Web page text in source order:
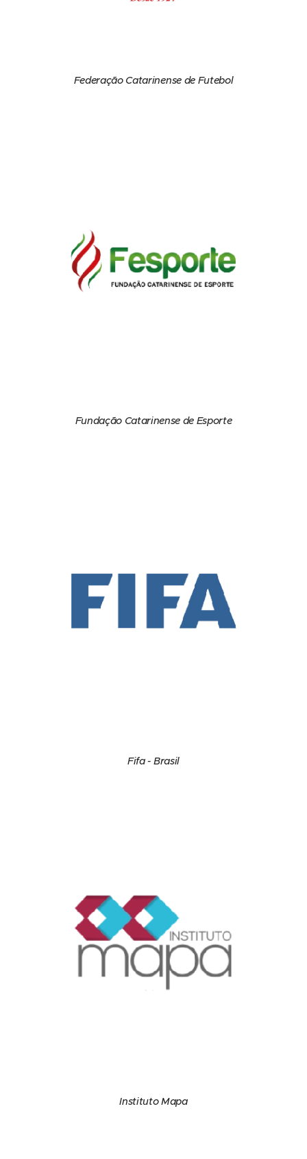
Federação Catarinense de Futebol
Fundação Catarinense de Esporte
Fifa - Brasil
Instituto Mapa